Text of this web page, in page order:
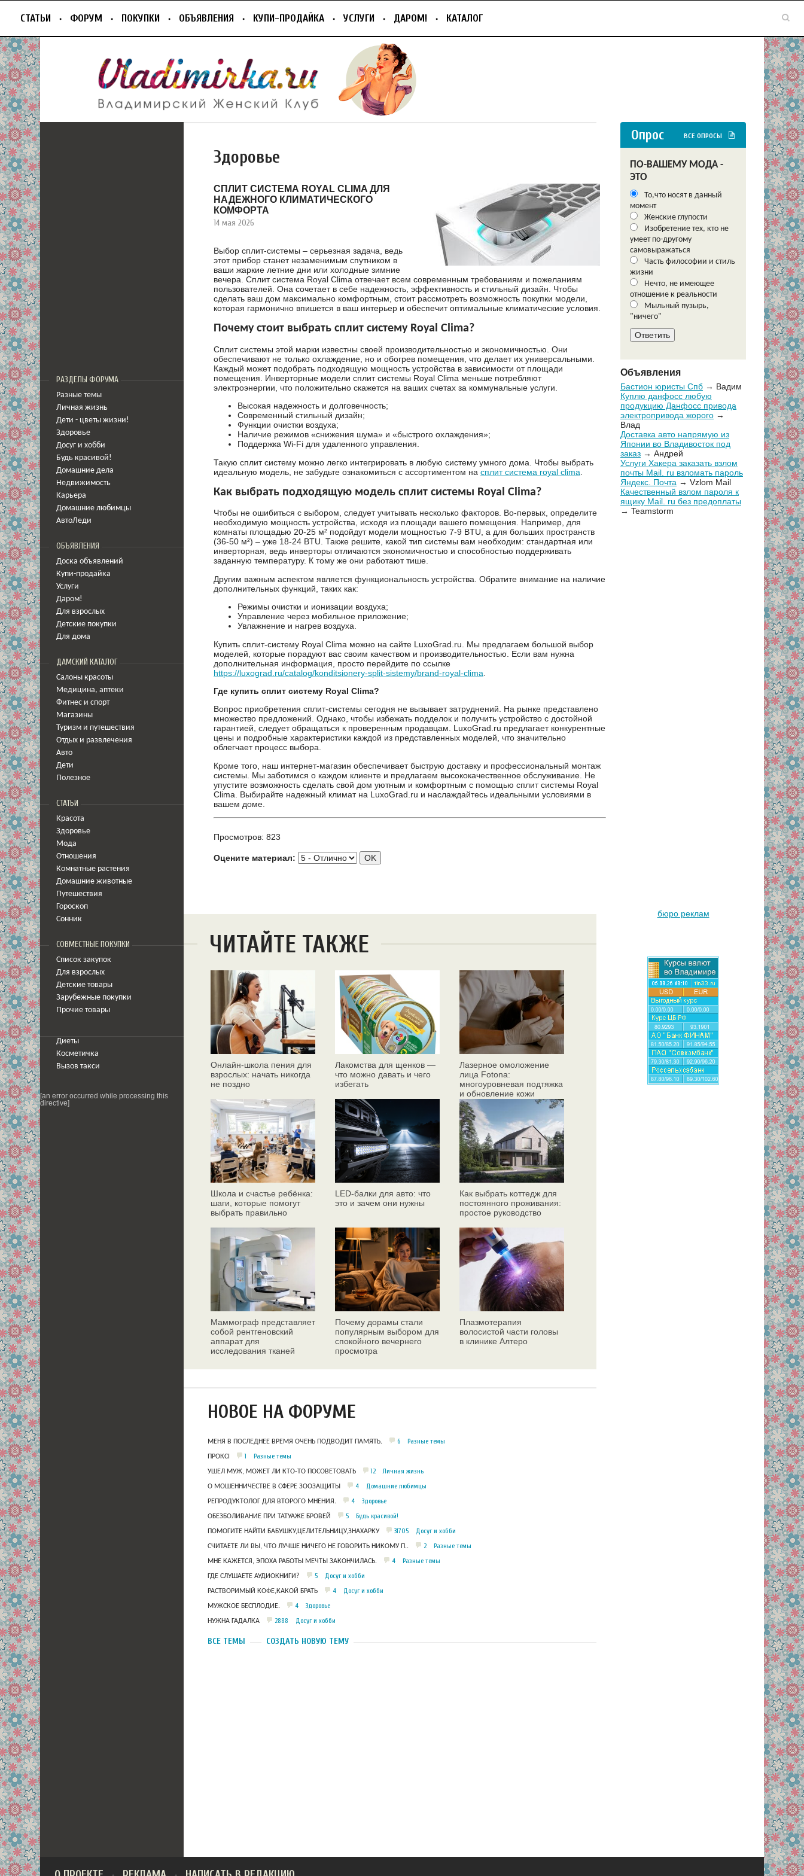
СТАТЬИ ФОРУМ ПОКУПКИ ОБЪЯВЛЕНИЯ КУПИ-ПРОДАЙКА УСЛУГИ ДАРОМ! КАТАЛОГ
РАЗДЕЛЫ ФОРУМА
Разные темы
Личная жизнь
Дети - цветы жизни!
Здоровье
Досуг и хобби
Будь красивой!
Домашние дела
Недвижимость
Карьера
Домашние любимцы
АвтоЛеди
ОБЪЯВЛЕНИЯ
Доска объявлений
Купи-продайка
Услуги
Даром!
Для взрослых
Детские покупки
Для дома
ДАМСКИЙ КАТАЛОГ
Салоны красоты
Медицина, аптеки
Фитнес и спорт
Магазины
Туризм и путешествия
Отдых и развлечения
Авто
Дети
Полезное
СТАТЬИ
Красота
Здоровье
Мода
Отношения
Комнатные растения
Домашние животные
Путешествия
Гороскоп
Сонник
СОВМЕСТНЫЕ ПОКУПКИ
Список закупок
Для взрослых
Детские товары
Зарубежные покупки
Прочие товары
Диеты
Косметичка
Вызов такси
[an error occurred while processing this
directive]
Здоровье
СПЛИТ СИСТЕМА ROYAL CLIMA ДЛЯ
НАДЕЖНОГО КЛИМАТИЧЕСКОГО
КОМФОРТА
14 мая 2026
Выбор сплит-системы – серьезная задача, ведь
этот прибор станет незаменимым спутником в
ваши жаркие летние дни или холодные зимние
вечера. Сплит система Royal Clima отвечает всем современным требованиям и пожеланиям
пользователей. Она сочетает в себе надежность, эффективность и стильный дизайн. Чтобы
сделать ваш дом максимально комфортным, стоит рассмотреть возможность покупки модели,
которая гармонично впишется в ваш интерьер и обеспечит оптимальные климатические условия.
Почему стоит выбрать сплит систему Royal Clima?
Сплит системы этой марки известны своей производительностью и экономичностью. Они
обеспечивают не только охлаждение, но и обогрев помещения, что делает их универсальными.
Каждый может подобрать подходящую мощность устройства в зависимости от площади
помещения. Инверторные модели сплит системы Royal Clima меньше потребляют
электроэнергии, что положительно скажется на ваших счетах за коммунальные услуги.
Высокая надежность и долговечность;
Современный стильный дизайн;
Функции очистки воздуха;
Наличие режимов «снижения шума» и «быстрого охлаждения»;
Поддержка Wi-Fi для удаленного управления.
Такую сплит систему можно легко интегрировать в любую систему умного дома. Чтобы выбрать
идеальную модель, не забудьте ознакомиться с ассортиментом на сплит система royal clima
Как выбрать подходящую модель сплит системы Royal Clima?
Чтобы не ошибиться с выбором, следует учитывать несколько факторов. Во-первых, определите
необходимую мощность устройства, исходя из площади вашего помещения. Например, для
комнаты площадью 20-25 м² подойдут модели мощностью 7-9 BTU, а для больших пространств
(36-50 м²) – уже 18-24 BTU. Также решите, какой тип системы вам необходим: стандартная или
инверторная, ведь инверторы отличаются экономичностью и способностью поддерживать
заданную температуру. К тому же они работают тише.
Другим важным аспектом является функциональность устройства. Обратите внимание на наличие
дополнительных функций, таких как:
Режимы очистки и ионизации воздуха;
Управление через мобильное приложение;
Увлажнение и нагрев воздуха.
Купить сплит-систему Royal Clima можно на сайте LuxoGrad.ru. Мы предлагаем большой выбор
моделей, которые порадуют вас своим качеством и производительностью. Если вам нужна
дополнительная информация, просто перейдите по ссылке
https://luxograd.ru/catalog/konditsionery-split-sistemy/brand-royal-clima
Где купить сплит систему Royal Clima?
Вопрос приобретения сплит-системы сегодня не вызывает затруднений. На рынке представлено
множество предложений. Однако, чтобы избежать подделок и получить устройство с достойной
гарантией, следует обращаться к проверенным продавцам. LuxoGrad.ru предлагает конкурентные
цены и подробные характеристики каждой из представленных моделей, что значительно
облегчает процесс выбора.
Кроме того, наш интернет-магазин обеспечивает быструю доставку и профессиональный монтаж
системы. Мы заботимся о каждом клиенте и предлагаем высококачественное обслуживание. Не
упустите возможность сделать свой дом уютным и комфортным с помощью сплит системы Royal
Clima. Выбирайте надежный климат на LuxoGrad.ru и наслаждайтесь идеальными условиями в
вашем доме.
Просмотров: 823
Оцените материал:
ЧИТАЙТЕ ТАКЖЕ
Онлайн‑школа пения для
взрослых: начать никогда
не поздно
Лакомства для щенков —
что можно давать и чего
избегать
Лазерное омоложение
лица Fotona:
многоуровневая подтяжка
и обновление кожи
Школа и счастье ребёнка:
шаги, которые помогут
выбрать правильно
LED-балки для авто: что
это и зачем они нужны
Как выбрать коттедж для
постоянного проживания:
простое руководство
Маммограф представляет
собой рентгеновский
аппарат для
исследования тканей
Почему дорамы стали
популярным выбором для
спокойного вечернего
просмотра
Плазмотерапия
волосистой части головы
в клинике Алтеро
НОВОЕ НА ФОРУМЕ
МЕНЯ В ПОСЛЕДНЕЕ ВРЕМЯ ОЧЕНЬ ПОДВОДИТ ПАМЯТЬ. 6 Разные темы
ПРОКСІ 1 Разные темы
УШЕЛ МУЖ, МОЖЕТ ЛИ КТО-ТО ПОСОВЕТОВАТЬ 12 Личная жизнь
О МОШЕННИЧЕСТВЕ В СФЕРЕ ЗООЗАЩИТЫ 4 Домашние любимцы
РЕПРОДУКТОЛОГ ДЛЯ ВТОРОГО МНЕНИЯ. 4 Здоровье
ОБЕЗБОЛИВАНИЕ ПРИ ТАТУАЖЕ БРОВЕЙ 5 Будь красивой!
ПОМОГИТЕ НАЙТИ БАБУШКУ,ЦЕЛИТЕЛЬНИЦУ,ЗНАХАРКУ 31705 Досуг и хобби
СЧИТАЕТЕ ЛИ ВЫ, ЧТО ЛУЧШЕ НИЧЕГО НЕ ГОВОРИТЬ НИКОМУ П.. 2 Разные темы
МНЕ КАЖЕТСЯ, ЭПОХА РАБОТЫ МЕЧТЫ ЗАКОНЧИЛАСЬ. 4 Разные темы
ГДЕ СЛУШАЕТЕ АУДИОКНИГИ? 5 Досуг и хобби
РАСТВОРИМЫЙ КОФЕ,КАКОЙ БРАТЬ 4 Досуг и хобби
МУЖСКОЕ БЕСПЛОДИЕ. 4 Здоровье
НУЖНА ГАДАЛКА 2888 Досуг и хобби
ВСЕ ТЕМЫ СОЗДАТЬ НОВУЮ ТЕМУ
Опрос ВСЕ ОПРОСЫ
ПО-ВАШЕМУ МОДА -
ЭТО
То,что носят в данный
момент
Женские глупости
Изобретение тех, кто не
умеет по-другому
самовыражаться
Часть философии и стиль
жизни
Нечто, не имеющее
отношение к реальности
Мыльный пузырь,
"ничего"
Объявления
Бастион юристы Спб → Вадим
Куплю данфосс любую
продукцию Данфосс привода
электропривода жорого →
Влад
Доставка авто напрямую из
Японии во Владивосток под
заказ → Андрей
Услуги Хакера заказать взлом
почты Mail. ru взломать пароль
Яндекс. Почта → Vzlom Mail
Качественный взлом пароля к
ящику Mail. ru без предоплаты
→ Teamstorm
бюро реклам